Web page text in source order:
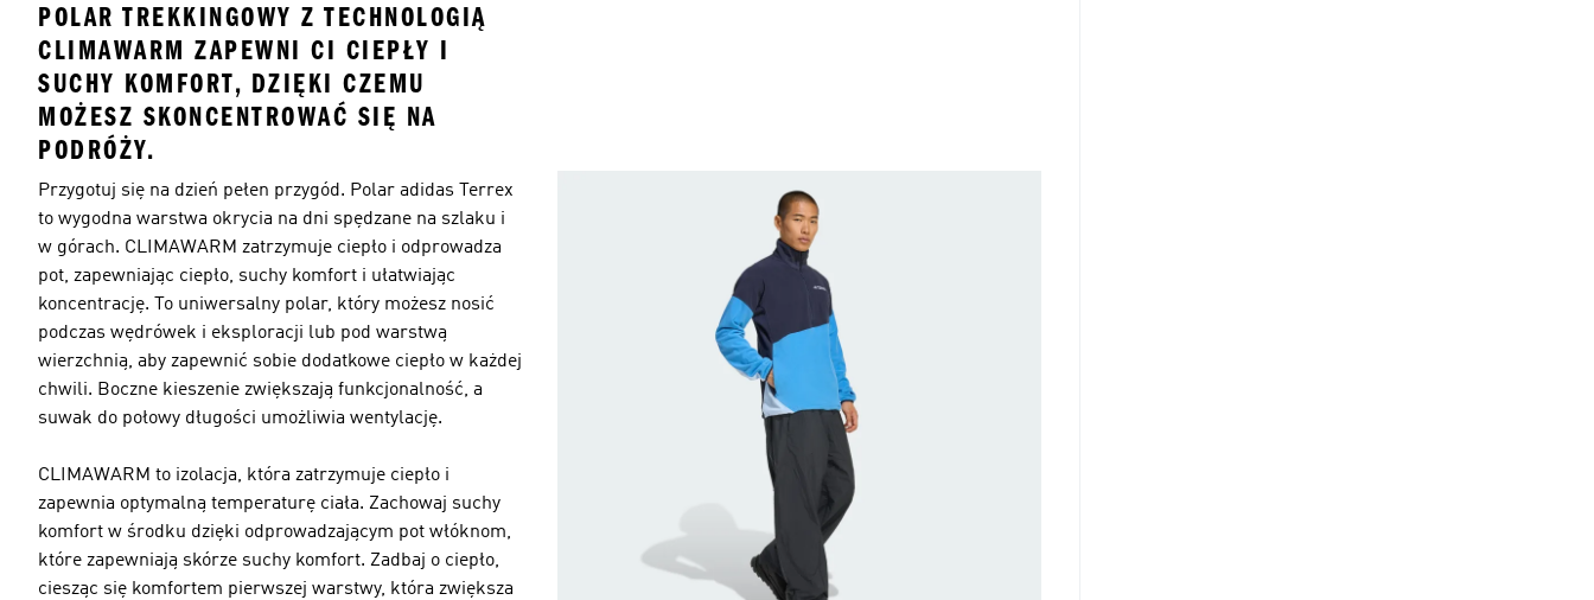
POLAR TREKKINGOWY Z TECHNOLOGIĄ
CLIMAWARM ZAPEWNI CI CIEPŁY I
SUCHY KOMFORT, DZIĘKI CZEMU
MOŻESZ SKONCENTROWAĆ SIĘ NA
PODRÓŻY.
Przygotuj się na dzień pełen przygód. Polar adidas Terrex
to wygodna warstwa okrycia na dni spędzane na szlaku i
w górach. CLIMAWARM zatrzymuje ciepło i odprowadza
pot, zapewniając ciepło, suchy komfort i ułatwiając
koncentrację. To uniwersalny polar, który możesz nosić
podczas wędrówek i eksploracji lub pod warstwą
wierzchnią, aby zapewnić sobie dodatkowe ciepło w każdej
chwili. Boczne kieszenie zwiększają funkcjonalność, a
suwak do połowy długości umożliwia wentylację.
CLIMAWARM to izolacja, która zatrzymuje ciepło i
zapewnia optymalną temperaturę ciała. Zachowaj suchy
komfort w środku dzięki odprowadzającym pot włóknom,
które zapewniają skórze suchy komfort. Zadbaj o ciepło,
ciesząc się komfortem pierwszej warstwy, która zwiększa